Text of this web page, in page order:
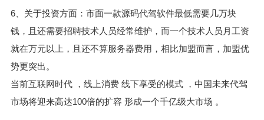
6、关于投资方面：市面一款源码代驾软件最低需要几万块
钱，且还需要招聘技术人员经常维护，而一个技术人员月工资
就在万元以上，且还不算服务器费用，相比加盟而言，加盟优
势更突出。
当前互联网时代 ，线上消费 线下享受的模式 ，中国未来代驾
市场将迎来高达100倍的扩容 形成一个千亿级大市场 。